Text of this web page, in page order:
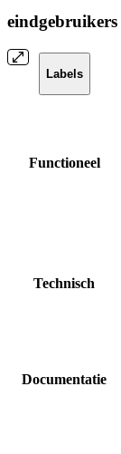
eindgebruikers
Labels
Functioneel
Technisch
Documentatie